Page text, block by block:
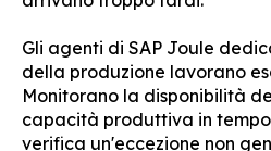
Gli agenti di SAP Joule
della produzione lavorano
Monitorano la disponibilità
capacità produttiva in
verifica un'eccezione non